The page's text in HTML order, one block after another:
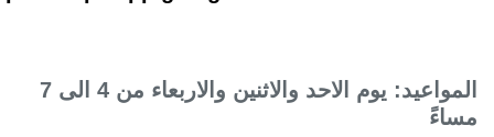
المواعيد: يوم الاحد والاثنين والاربعاء من 4 الى 7